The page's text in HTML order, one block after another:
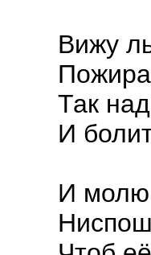
Вижу
Так
И
И молю